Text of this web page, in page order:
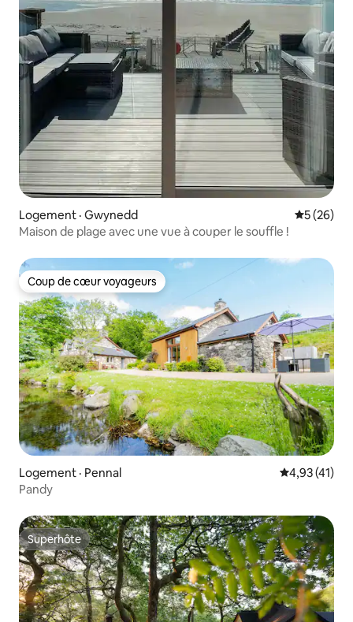
Logement · Gwynedd Note
5 (26)
Maison de plage avec une vue à couper le souffle !
Coup de cœur voyageurs
Coup de cœur voyageurs
Logement · Pennal Note
4,93 (41)
Pandy
Superhôte
Superhôte